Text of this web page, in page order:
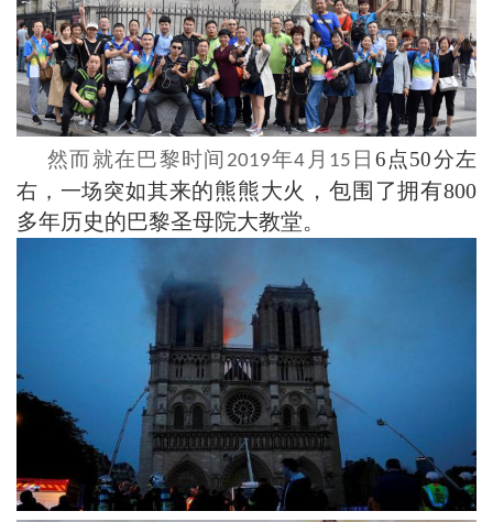
然而就在巴黎时间 2019年4 月 15 日 6点50分左
右，一场突如其来的熊熊大火，包围了拥有800
多年历史的巴黎圣母院大教堂。